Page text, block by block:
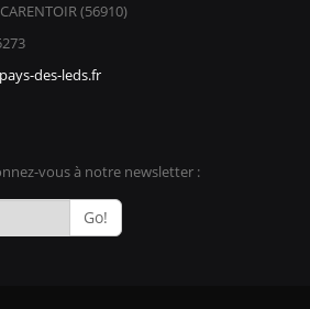
(56910)
des-leds.fr
vous à notre newsletter :
Go!